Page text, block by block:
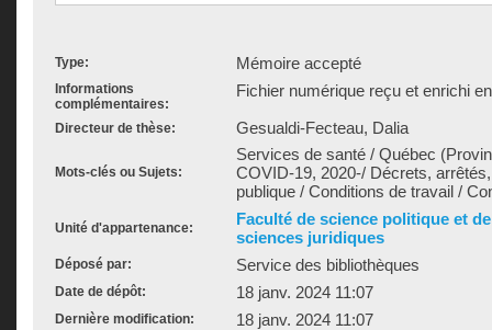
Type: Mémoire accepté
Informations
complémentaires:
Fichier numérique reçu et enrichi
Directeur de thèse: Gesualdi-Fecteau, Dalia
Mots-clés ou Sujets:
Services de santé / Québec
COVID-19, 2020-/ Décrets,
publique / Conditions de travail /
Unité d'appartenance:
Faculté de science politique et
sciences juridiques
Déposé par: Service des bibliothèques
Date de dépôt: 18 janv. 2024 11:07
Dernière modification: 18 janv. 2024 11:07